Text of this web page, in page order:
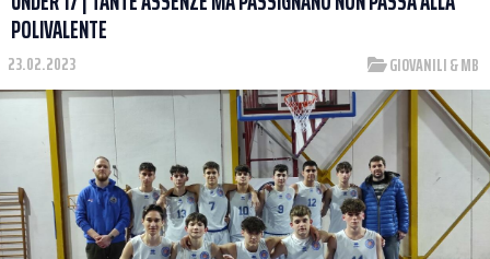
POLIVALENTE
23.02.2023 GIOVANILI & MB